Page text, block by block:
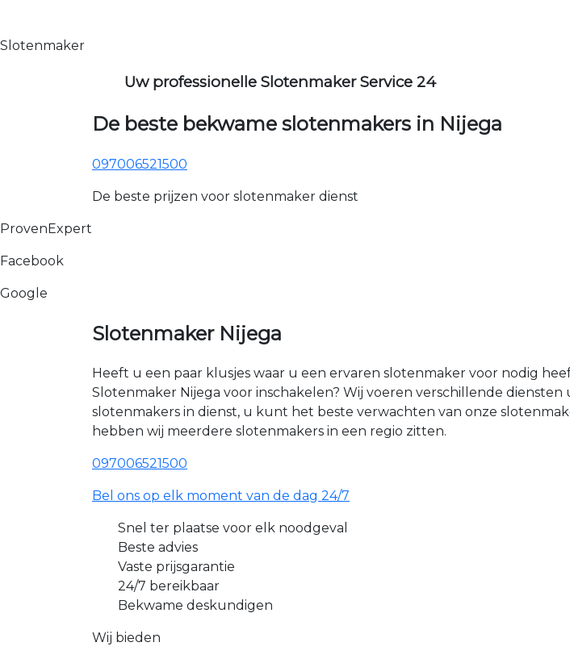
Slotenmaker
Uw professionelle Slotenmaker Service 24
De beste bekwame slotenmakers in Nijega
097006521500
De beste prijzen voor slotenmaker dienst
ProvenExpert
Facebook
Google
Slotenmaker Nijega
Heeft u een paar klusjes waar u een ervaren slotenmaker voor nodig
Slotenmaker Nijega voor inschakelen? Wij voeren verschillende
slotenmakers in dienst, u kunt het beste verwachten van onze
hebben wij meerdere slotenmakers in een regio zitten.
097006521500
Bel ons op elk moment van de dag 24/7
Snel ter plaatse voor elk noodgeval
Beste advies
Vaste prijsgarantie
24/7 bereikbaar
Bekwame deskundigen
Wij bieden